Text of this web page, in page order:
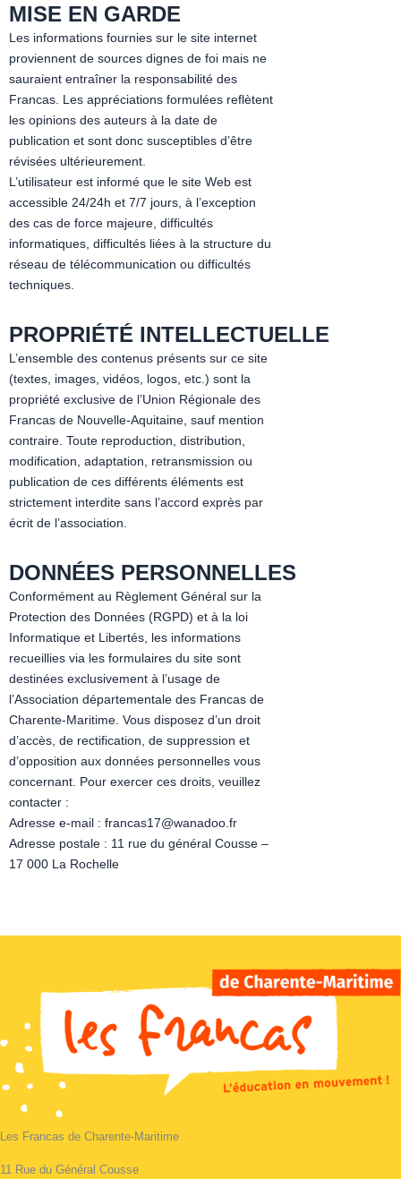
MISE EN GARDE
Les informations fournies sur le site internet
proviennent de sources dignes de foi mais ne
sauraient entraîner la responsabilité des
Francas. Les appréciations formulées reflètent
les opinions des auteurs à la date de
publication et sont donc susceptibles d’être
révisées ultérieurement.
L’utilisateur est informé que le site Web est
accessible 24/24h et 7/7 jours, à l’exception
des cas de force majeure, difficultés
informatiques, difficultés liées à la structure du
réseau de télécommunication ou difficultés
techniques.
PROPRIÉTÉ INTELLECTUELLE
L’ensemble des contenus présents sur ce site
(textes, images, vidéos, logos, etc.) sont la
propriété exclusive de l’Union Régionale des
Francas de Nouvelle-Aquitaine, sauf mention
contraire. Toute reproduction, distribution,
modification, adaptation, retransmission ou
publication de ces différents éléments est
strictement interdite sans l’accord exprès par
écrit de l’association.
DONNÉES PERSONNELLES
Conformément au Règlement Général sur la
Protection des Données (RGPD) et à la loi
Informatique et Libertés, les informations
recueillies via les formulaires du site sont
destinées exclusivement à l’usage de
l’Association départementale des Francas de
Charente-Maritime. Vous disposez d’un droit
d’accès, de rectification, de suppression et
d’opposition aux données personnelles vous
concernant. Pour exercer ces droits, veuillez
contacter :
Adresse e-mail : francas17@wanadoo.fr
Adresse postale : 11 rue du général Cousse –
17 000 La Rochelle
Les Francas de Charente-Maritime
11 Rue du Général Cousse